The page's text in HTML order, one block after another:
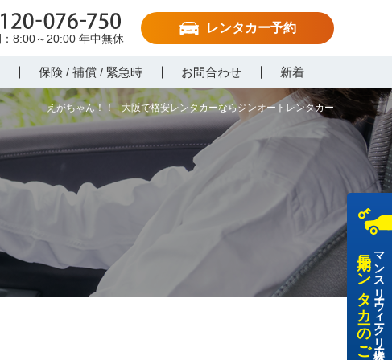
えがちゃん！！ | 大阪で格安レンタカーならジンオートレンタカー
0120-076-750
8:00～20:00 年中無休
レンタカー予約
保険 / 補償 / 緊急時 お問合わせ 新着
マンスリー・ウィークリー・法人様
長期レンタカーのご利用